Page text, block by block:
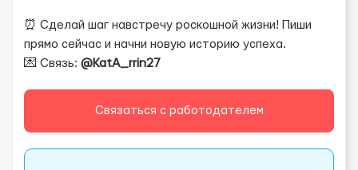
⏰ Сделай шаг навстречу роскошной жизни! Пиши
прямо сейчас и начни новую историю успеха.
💌 Связь: @KatA_rrin27
Связаться с работодателем